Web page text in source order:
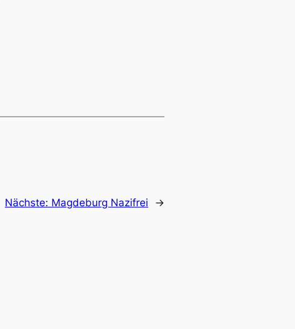
Nächste: Magdeburg Nazifrei →